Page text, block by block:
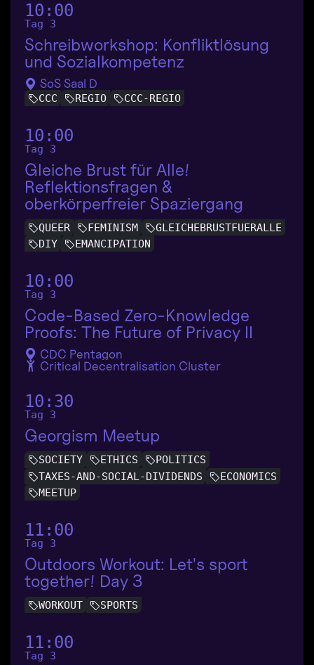
10:00
Tag 3
Schreibworkshop: Konfliktlösung
und Sozialkompetenz
SoS Saal D
CCC REGIO CCC-REGIO
10:00
Tag 3
Gleiche Brust für Alle!
Reflektionsfragen &
oberkörperfreier Spaziergang
QUEER FEMINISM
GLEICHEBRUSTFUERALLE
DIY
EMANCIPATION
10:00
Tag 3
Code-Based Zero-Knowledge
Proofs: The Future of Privacy II
CDC Pentagon
Critical Decentralisation Cluster
10:30
Tag 3
Georgism Meetup
SOCIETY ETHICS
POLITICS
TAXES-AND-SOCIAL-DIVIDENDS
ECONOMICS
MEETUP
11:00
Tag 3
Outdoors Workout: Let's sport
together! Day 3
WORKOUT SPORTS
11:00
Tag 3